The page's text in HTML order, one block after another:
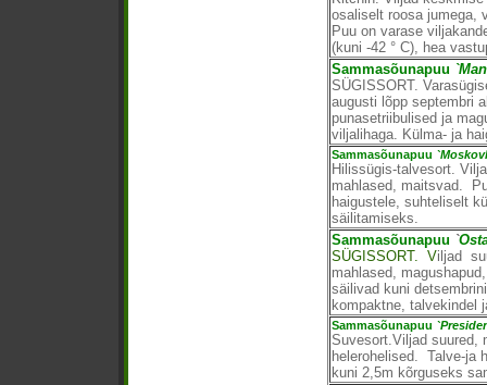
osaliselt roosa jumega,
Puu on varase
(kuni -42 ° C), hea
Sammasõunapuu
SÜGISSORT.
augusti lõpp septembri
punasetriibulised ja
viljalihaga. Külma- ja
Sammasõunapuu
Hilissügis-talvesort.
mahlased, maitsvad.
haigustele, suhteliselt
säilitamiseks.
Sammasõunapuu `
SÜGISSORT. Viljad
mahlased,
säilivad kuni
kompaktne, talvekindel
Sammasõunapuu
Suvesort.Viljad suured,
helerohelised. Talve-ja
kuni 2,5m kõrguseks